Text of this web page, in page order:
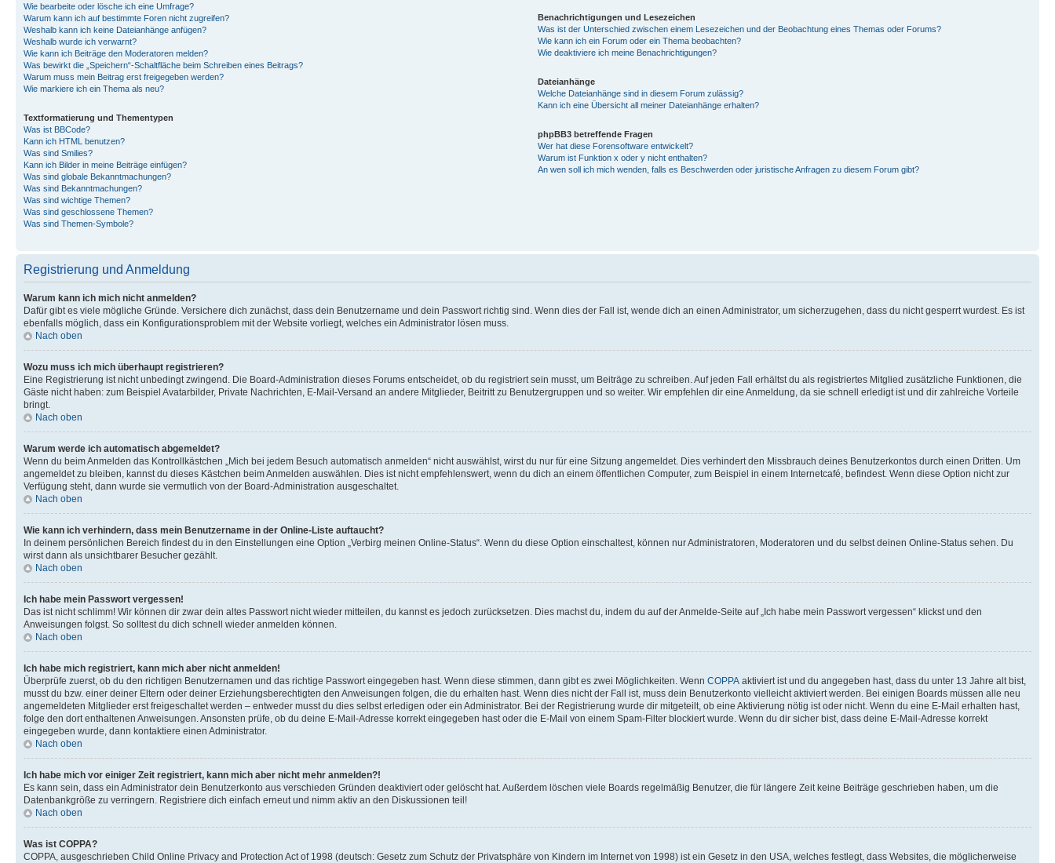
Wie bearbeite oder lösche ich eine Umfrage?
Warum kann ich auf bestimmte Foren nicht zugreifen?
Weshalb kann ich keine Dateianhänge anfügen?
Weshalb wurde ich verwarnt?
Wie kann ich Beiträge den Moderatoren melden?
Was bewirkt die „Speichern“-Schaltfläche beim Schreiben eines Beitrags?
Warum muss mein Beitrag erst freigegeben werden?
Wie markiere ich ein Thema als neu?
Textformatierung und Thementypen
Was ist BBCode?
Kann ich HTML benutzen?
Was sind Smilies?
Kann ich Bilder in meine Beiträge einfügen?
Was sind globale Bekanntmachungen?
Was sind Bekanntmachungen?
Was sind wichtige Themen?
Was sind geschlossene Themen?
Was sind Themen-Symbole?
Benachrichtigungen und Lesezeichen
Was ist der Unterschied zwischen einem Lesezeichen und der Beobachtung eines Themas oder Forums?
Wie kann ich ein Forum oder ein Thema beobachten?
Wie deaktiviere ich meine Benachrichtigungen?
Dateianhänge
Welche Dateianhänge sind in diesem Forum zulässig?
Kann ich eine Übersicht all meiner Dateianhänge erhalten?
phpBB3 betreffende Fragen
Wer hat diese Forensoftware entwickelt?
Warum ist Funktion x oder y nicht enthalten?
An wen soll ich mich wenden, falls es Beschwerden oder juristische Anfragen zu diesem Forum gibt?
Registrierung und Anmeldung
Warum kann ich mich nicht anmelden?
Dafür gibt es viele mögliche Gründe. Versichere dich zunächst, dass dein Benutzername und dein Passwort richtig sind. Wenn dies der Fall ist, wende dich an einen Administrator, um sicherzugehen, dass du nicht gesperrt wurdest. Es ist
ebenfalls möglich, dass ein Konfigurationsproblem mit der Website vorliegt, welches ein Administrator lösen muss.
Nach oben
Wozu muss ich mich überhaupt registrieren?
Eine Registrierung ist nicht unbedingt zwingend. Die Board-Administration dieses Forums entscheidet, ob du registriert sein musst, um Beiträge zu schreiben. Auf jeden Fall erhältst du als registriertes Mitglied zusätzliche Funktionen, die
Gäste nicht haben: zum Beispiel Avatarbilder, Private Nachrichten, E-Mail-Versand an andere Mitglieder, Beitritt zu Benutzergruppen und so weiter. Wir empfehlen dir eine Anmeldung, da sie schnell erledigt ist und dir zahlreiche Vorteile
bringt.
Nach oben
Warum werde ich automatisch abgemeldet?
Wenn du beim Anmelden das Kontrollkästchen „Mich bei jedem Besuch automatisch anmelden“ nicht auswählst, wirst du nur für eine Sitzung angemeldet. Dies verhindert den Missbrauch deines Benutzerkontos durch einen Dritten. Um
angemeldet zu bleiben, kannst du dieses Kästchen beim Anmelden auswählen. Dies ist nicht empfehlenswert, wenn du dich an einem öffentlichen Computer, zum Beispiel in einem Internetcafé, befindest. Wenn diese Option nicht zur
Verfügung steht, dann wurde sie vermutlich von der Board-Administration ausgeschaltet.
Nach oben
Wie kann ich verhindern, dass mein Benutzername in der Online-Liste auftaucht?
In deinem persönlichen Bereich findest du in den Einstellungen eine Option „Verbirg meinen Online-Status“. Wenn du diese Option einschaltest, können nur Administratoren, Moderatoren und du selbst deinen Online-Status sehen. Du
wirst dann als unsichtbarer Besucher gezählt.
Nach oben
Ich habe mein Passwort vergessen!
Das ist nicht schlimm! Wir können dir zwar dein altes Passwort nicht wieder mitteilen, du kannst es jedoch zurücksetzen. Dies machst du, indem du auf der Anmelde-Seite auf „Ich habe mein Passwort vergessen“ klickst und den
Anweisungen folgst. So solltest du dich schnell wieder anmelden können.
Nach oben
Ich habe mich registriert, kann mich aber nicht anmelden!
Überprüfe zuerst, ob du den richtigen Benutzernamen und das richtige Passwort eingegeben hast. Wenn diese stimmen, dann gibt es zwei Möglichkeiten. Wenn COPPA aktiviert ist und du angegeben hast, dass du unter 13 Jahre alt bist,
musst du bzw. einer deiner Eltern oder deiner Erziehungsberechtigten den Anweisungen folgen, die du erhalten hast. Wenn dies nicht der Fall ist, muss dein Benutzerkonto vielleicht aktiviert werden. Bei einigen Boards müssen alle neu
angemeldeten Mitglieder erst freigeschaltet werden – entweder musst du dies selbst erledigen oder ein Administrator. Bei der Registrierung wurde dir mitgeteilt, ob eine Aktivierung nötig ist oder nicht. Wenn du eine E-Mail erhalten hast,
folge den dort enthaltenen Anweisungen. Ansonsten prüfe, ob du deine E-Mail-Adresse korrekt eingegeben hast oder die E-Mail von einem Spam-Filter blockiert wurde. Wenn du dir sicher bist, dass deine E-Mail-Adresse korrekt
eingegeben wurde, dann kontaktiere einen Administrator.
Nach oben
Ich habe mich vor einiger Zeit registriert, kann mich aber nicht mehr anmelden?!
Es kann sein, dass ein Administrator dein Benutzerkonto aus verschieden Gründen deaktiviert oder gelöscht hat. Außerdem löschen viele Boards regelmäßig Benutzer, die für längere Zeit keine Beiträge geschrieben haben, um die
Datenbankgröße zu verringern. Registriere dich einfach erneut und nimm aktiv an den Diskussionen teil!
Nach oben
Was ist COPPA?
COPPA, ausgeschrieben Child Online Privacy and Protection Act of 1998 (deutsch: Gesetz zum Schutz der Privatsphäre von Kindern im Internet von 1998) ist ein Gesetz in den USA, welches festlegt, dass Websites, die möglicherweise